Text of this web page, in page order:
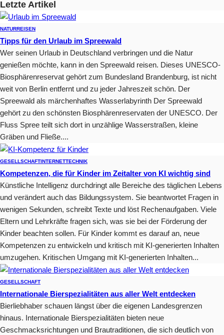
Letzte Artikel
NATURREISEN
Tipps für den Urlaub im Spreewald
Wer seinen Urlaub in Deutschland verbringen und die Natur
genießen möchte, kann in den Spreewald reisen. Dieses UNESCO-
Biosphärenreservat gehört zum Bundesland Brandenburg, ist nicht
weit von Berlin entfernt und zu jeder Jahreszeit schön. Der
Spreewald als märchenhaftes Wasserlabyrinth Der Spreewald
gehört zu den schönsten Biosphärenreservaten der UNESCO. Der
Fluss Spree teilt sich dort in unzählige Wasserstraßen, kleine
Gräben und Fließe....
GESELLSCHAFT INTERNETTECHNIK
Kompetenzen, die für Kinder im Zeitalter von KI wichtig sind
Künstliche Intelligenz durchdringt alle Bereiche des täglichen Lebens
und verändert auch das Bildungssystem. Sie beantwortet Fragen in
wenigen Sekunden, schreibt Texte und löst Rechenaufgaben. Viele
Eltern und Lehrkräfte fragen sich, was sie bei der Förderung der
Kinder beachten sollen. Für Kinder kommt es darauf an, neue
Kompetenzen zu entwickeln und kritisch mit KI-generierten Inhalten
umzugehen. Kritischen Umgang mit KI-generierten Inhalten...
GESELLSCHAFT
Internationale Bierspezialitäten aus aller Welt entdecken
Bierliebhaber schauen längst über die eigenen Landesgrenzen
hinaus. Internationale Bierspezialitäten bieten neue
Geschmacksrichtungen und Brautraditionen, die sich deutlich von